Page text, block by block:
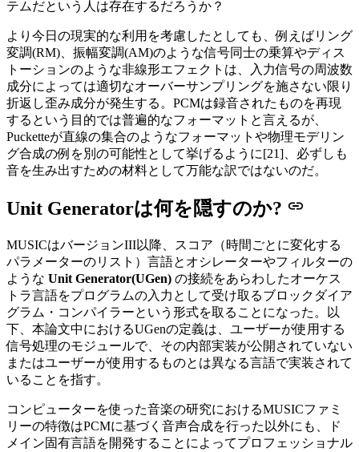
テムだという人は存在するだろうか？
より今日の現実的な利用を考慮したとしても、例えばリング
変調(RM)、振幅変調(AM)のような信号同士の乗算やディス
トーションのような非線形エフェクトは、入力信号の周波数
成分によっては適切なオーバーサンプリングを施さない限り
折返し歪み成分が発生する。PCMは録音されたものを再現
するという目的では普遍的なフォーマットと言えるが、
Pucketteが直線の集合のようなフォーマットや物理モデリン
グ合成の例を別の可能性として挙げるように[21]、必ずしも
音を生み出すための材料として万能な訳ではないのだ。
Unit Generatorは何を隠すのか?
MUSICはバージョンIII以降、スコア（時間ごとに変化する
パラメーターのリスト）言語とオシレーターやフィルターの
ような Unit Generator(UGen) の接続をあらわしたオーケス
トラ言語をプログラムの入力として受け取るブロックダイア
グラム・コンパイラーという形式を取ることになった。以
下、本論文中におけるUGenの定義は、ユーザーが使用する
信号処理のモジュールで、その内部実装が公開されていない
またはユーザーが使用するものとは異なる言語で実装されて
いることを指す。
コンピューターを使った音楽の研究におけるMUSICファミ
リーの特徴はPCMに基づく音声合成を行った以外にも、ド
メイン固有言語を開発することによってプロフェッショナル